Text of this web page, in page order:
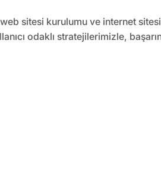
sitesi kurulumu ve internet
odaklı stratejilerimizle,